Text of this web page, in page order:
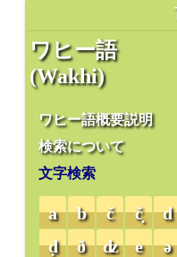
ワヒー語
(Wakhi)
ワヒー語概要説明
検索について
文字検索
a b č č̣
d
ḍ
ð ʣ e
ə